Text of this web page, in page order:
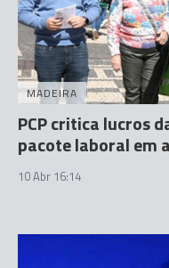
MADEIRA
PCP critica lucros
pacote laboral em
10 Abr 16:14